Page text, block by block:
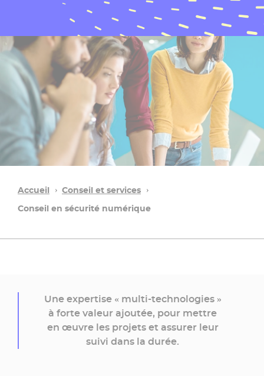
Accueil
Conseil et services
Conseil en sécurité numérique
Une expertise « multi-technologies »
à forte valeur ajoutée, pour mettre
en œuvre les projets et assurer leur
suivi dans la durée.